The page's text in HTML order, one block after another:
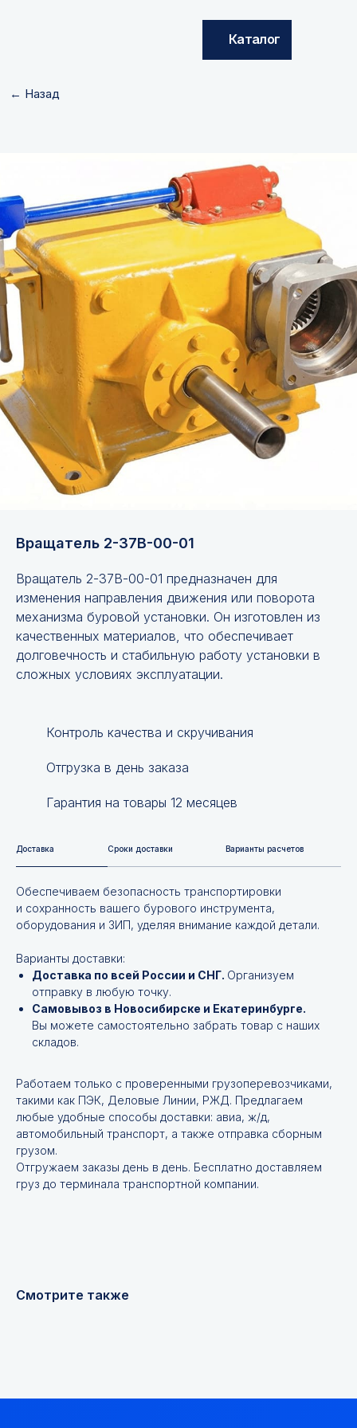
Вращатель 2-37В-00-01
Вращатель 2-37В-00-01 предназначен для
изменения направления движения или поворота
механизма буровой установки. Он изготовлен из
качественных материалов, что обеспечивает
долговечность и стабильную работу установки в
сложных условиях эксплуатации.
Контроль качества и скручивания
Отгрузка в день заказа
Гарантия на товары 12 месяцев
Доставка Сроки доставки Варианты расчетов
Обеспечиваем безопасность транспортировки
и сохранность вашего бурового инструмента,
оборудования и ЗИП, уделяя внимание каждой детали.
Варианты доставки:
Доставка по всей России и СНГ. Организуем
отправку в любую точку.
Самовывоз в Новосибирске и Екатеринбурге.
Вы можете самостоятельно забрать товар с наших
складов.
Работаем только с проверенными грузоперевозчиками,
такими как ПЭК, Деловые Линии, РЖД. Предлагаем
любые удобные способы доставки: авиа, ж/д,
автомобильный транспорт, а также отправка сборным
грузом.
Отгружаем заказы день в день. Бесплатно доставляем
груз до терминала транспортной компании.
Смотрите также
Не нашли нужной